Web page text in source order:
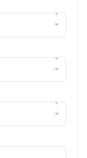
▾
▾
▾